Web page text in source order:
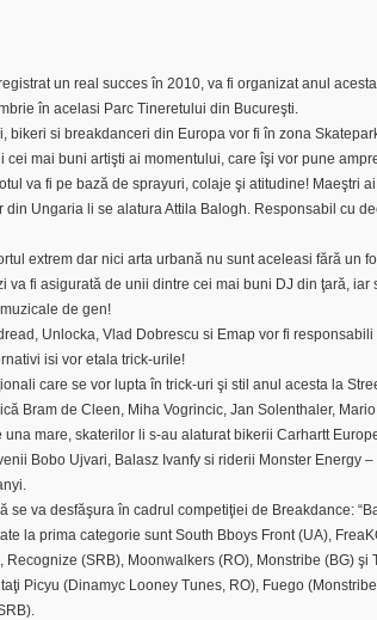
un real succes în 2010, va fi organizat anul
în acelasi Parc Tineretului din Bucureşti.
bikeri si breakdanceri din Europa vor fi în zona
cei mai buni artişti ai momentului, care îşi vor pune
va fi pe bază de sprayuri, colaje şi atitudine! Maeştri
din Ungaria li se alatura Attila Balogh. Responsabil cu
extrem dar nici arta urbană nu sunt aceleasi fără un
va fi asigurată de unii dintre cei mai buni DJ din ţară,
de gen!
Unlocka, Vlad Dobrescu si Emap vor fi
isi vor etala trick-urile!
care se vor lupta în trick-uri şi stil anul acesta la
Bram de Cleen, Miha Vogrincic, Jan Solenthaler,
una mare, skaterilor li s-au alaturat bikerii Carhartt
Bobo Ujvari, Balasz Ivanfy si riderii Monster Energy
se va desfăşura în cadrul competiţiei de Breakdance:
la prima categorie sunt South Bboys Front (UA),
Recognize (SRB), Moonwalkers (RO), Monstribe (BG)
Picyu (Dinamyc Looney Tunes, RO), Fuego